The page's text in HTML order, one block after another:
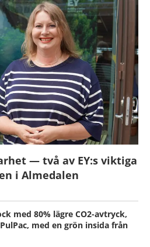
— två av EY:s viktiga
i Almedalen
med 80% lägre CO2-avtryck,
med en grön insida från